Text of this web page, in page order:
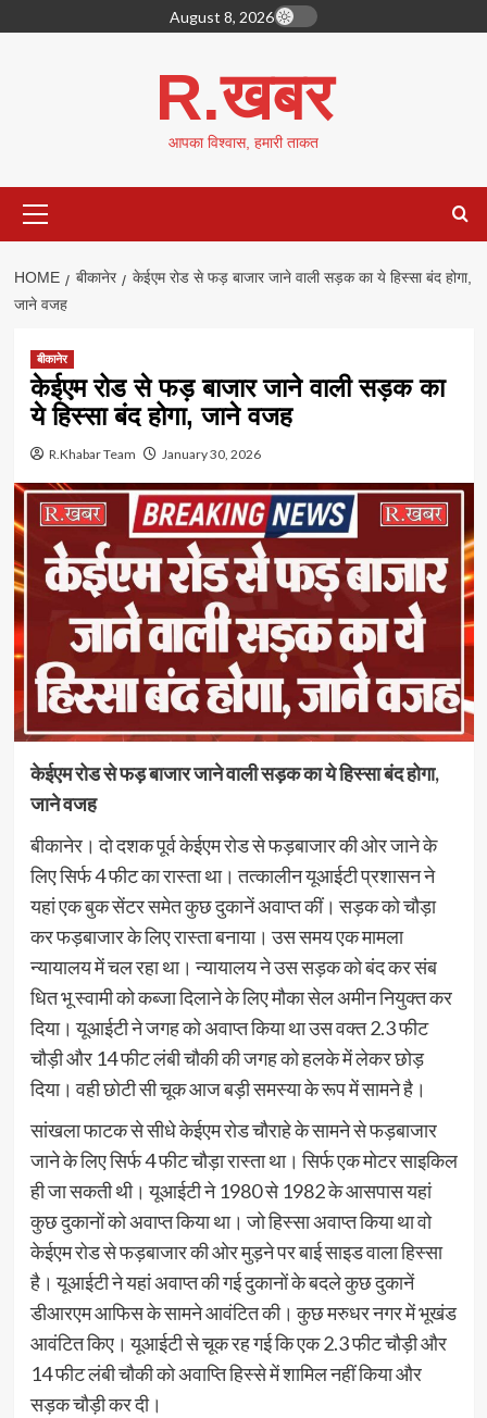
to
August 8, 2026
R.खबर
आपका विश्वास, हमारी ताकत
Menu
HOME बीकानेर
केईएम रोड से फड़ बाजार जाने वाली सड़क का ये हिस्सा बंद होगा,
जाने वजह
बीकानेर
केईएम रोड से फड़ बाजार जाने वाली सड़क का
ये हिस्सा बंद होगा, जाने वजह
R.Khabar Team January 30, 2026
केईएम रोड से फड़ बाजार जाने वाली सड़क का ये हिस्सा बंद होगा,
जाने वजह
बीकानेर। दो दशक पूर्व केईएम रोड से फड़बाजार की ओर जाने के
लिए सिर्फ 4 फीट का रास्ता था। तत्कालीन यूआईटी प्रशासन ने
यहां एक बुक सेंटर समेत कुछ दुकानें अवाप्त कीं। सड़क को चौड़ा
कर फड़बाजार के लिए रास्ता बनाया। उस समय एक मामला
न्यायालय में चल रहा था। न्यायालय ने उस सड़क को बंद कर संब​
धित भू स्वामी को कब्जा दिलाने के लिए मौका सेल अमीन नियुक्त कर
दिया। यूआईटी ने जगह को अवाप्त किया था उस वक्त 2.3 फीट
चौड़ी और 14 फीट लंबी चौकी की जगह को हलके में लेकर छोड़
दिया। वही छोटी सी चूक आज बड़ी समस्या के रूप में सामने है।
सांखला फाटक से सीधे केईएम रोड चौराहे के सामने से फड़बाजार
जाने के लिए सिर्फ 4 फीट चौड़ा रास्ता था। सिर्फ एक मोटर साइकिल
ही जा सकती थी। यूआईटी ने 1980 से 1982 के आसपास यहां
कुछ दुकानों को अवाप्त किया था। जो हिस्सा अवाप्त किया था वो
केईएम रोड से फड़बाजार की ओर मुड़ने पर बाई साइड वाला हिस्सा
है। यूआईटी ने यहां अवाप्त की गई दुकानों के बदले कुछ दुकानें
डीआरएम आफिस के सामने आवंटित की। कुछ मरुधर नगर में भूखंड
आवंटित किए। यूआईटी से चूक रह गई कि एक 2.3 फीट चौड़ी और
14 फीट लंबी चौकी को अवाप्ति हिस्से में शामिल नहीं किया और
सड़क चौड़ी कर दी।